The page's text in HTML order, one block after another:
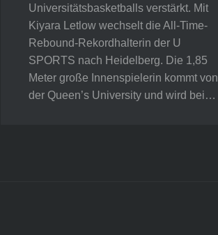
Universitätsbasketballs verstärkt. Mit
Kiyara Letlow wechselt die All-Time-
Rebound-Rekordhalterin der U
SPORTS nach Heidelberg. Die 1,85
Meter große Innenspielerin kommt von
der Queen’s University und wird bei…